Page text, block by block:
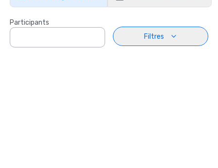
Participants
Filtres